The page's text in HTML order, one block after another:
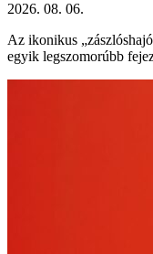
2026. 08. 06.
Az ikonikus
egyik legszomorúbb